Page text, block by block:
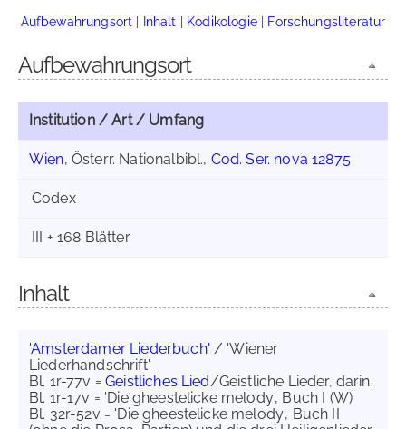
Aufbewahrungsort | Inhalt | Kodikologie| Forschungsliteratur
Aufbewahrungsort
Institution / Art / Umfang
Wien, Österr. Nationalbibl., Cod. Ser. nova 12875
Codex
III + 168 Blätter
Inhalt
'Amsterdamer Liederbuch' / 'Wiener
Liederhandschrift'
Bl. 1r-77v =Geistliches Lied/Geistliche Lieder, darin:
Bl. 1r-17v = 'Die gheestelicke melody', Buch I (W)
Bl. 32r-52v = 'Die gheestelicke melody', Buch II